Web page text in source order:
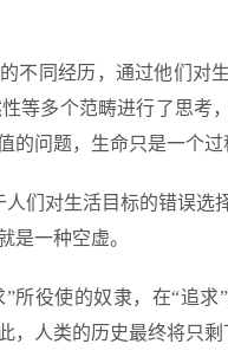
不同经历，通过他们对
等多个范畴进行了思考
问题，生命只是一个过
们对生活目标的错误选
是一种空虚。
所役使的奴隶，在“追
，人类的历史最终将只